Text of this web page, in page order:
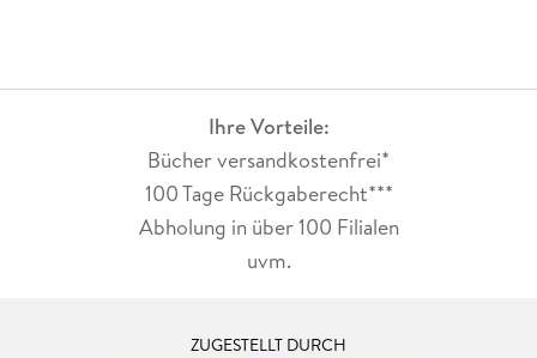
Ihre Vorteile:
Bücher versandkostenfrei*
100 Tage Rückgaberecht***
Abholung in über 100 Filialen
uvm.
ZUGESTELLT DURCH